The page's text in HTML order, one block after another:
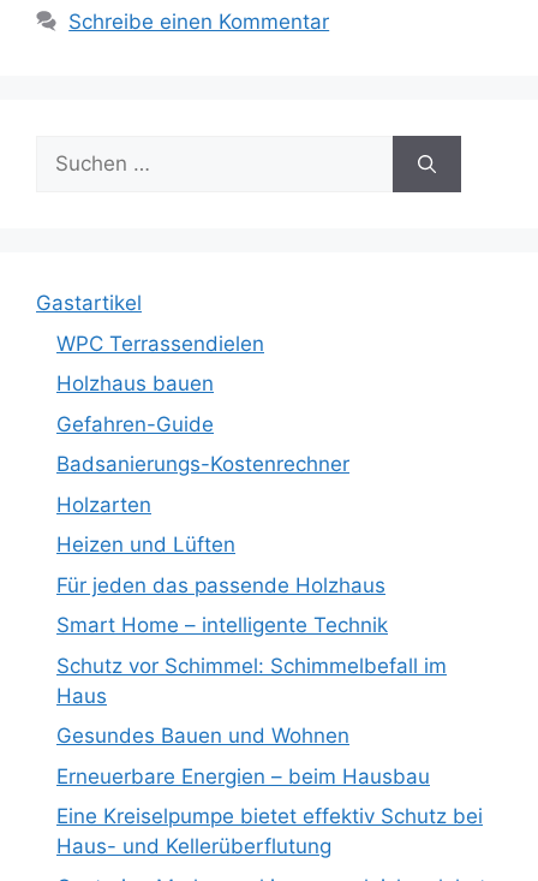
Schreibe einen Kommentar
Suche
nach:
Gastartikel
WPC Terrassendielen
Holzhaus bauen
Gefahren-Guide
Badsanierungs-Kostenrechner
Holzarten
Heizen und Lüften
Für jeden das passende Holzhaus
Smart Home – intelligente Technik
Schutz vor Schimmel: Schimmelbefall im
Haus
Gesundes Bauen und Wohnen
Erneuerbare Energien – beim Hausbau
Eine Kreiselpumpe bietet effektiv Schutz bei
Haus- und Kellerüberflutung